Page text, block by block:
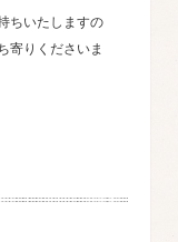
ちいたしますの
寄りくださいま